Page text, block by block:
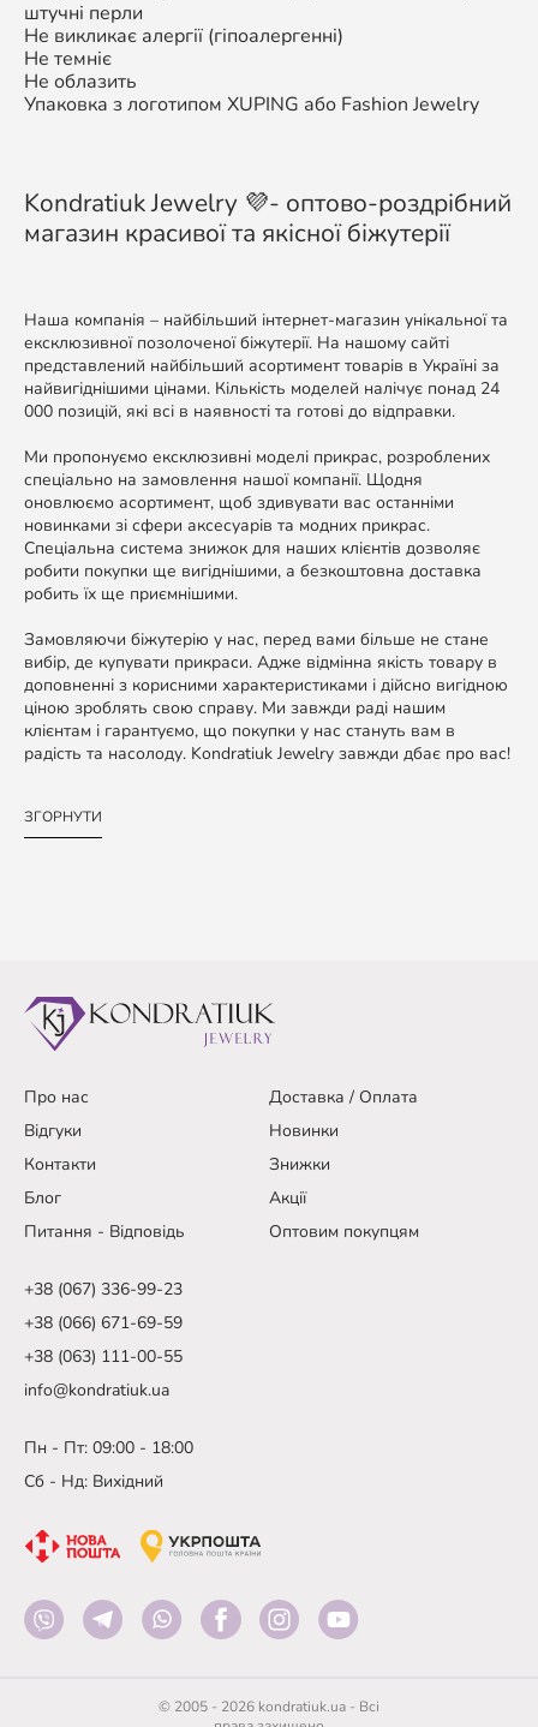
штучні перли
Не викликає алергії (гіпоалергенні)
Не темніє
Не облазить
Упаковка з логотипом XUPING або Fashion Jewelry
Kondratiuk Jewelry 💜- оптово-роздрібний
магазин красивої та якісної біжутерії
Наша компанія – найбільший інтернет-магазин унікальної та
ексклюзивної позолоченої біжутерії. На нашому сайті
представлений найбільший асортимент товарів в Україні за
найвигіднішими цінами. Кількість моделей налічує понад 24
000 позицій, які всі в наявності та готові до відправки.
Ми пропонуємо ексклюзивні моделі прикрас, розроблених
спеціально на замовлення нашої компанії. Щодня
оновлюємо асортимент, щоб здивувати вас останніми
новинками зі сфери аксесуарів та модних прикрас.
Спеціальна система знижок для наших клієнтів дозволяє
робити покупки ще вигіднішими, а безкоштовна доставка
робить їх ще приємнішими.
Замовляючи біжутерію у нас, перед вами більше не стане
вибір, де купувати прикраси. Адже відмінна якість товару в
доповненні з корисними характеристиками і дійсно вигідною
ціною зроблять свою справу. Ми завжди раді нашим
клієнтам і гарантуємо, що покупки у нас стануть вам в
радість та насолоду. Kondratiuk Jewelry завжди дбає про вас!
ЗГОРНУТИ
Про нас
Доставка / Оплата
Відгуки
Новинки
Контакти
Знижки
Блог
Акції
Питання - Відповідь
Оптовим покупцям
+38 (067) 336-99-23
+38 (066) 671-69-59
+38 (063) 111-00-55
info@kondratiuk.ua
Пн - Пт: 09:00 - 18:00
Сб - Нд: Вихідний
© 2005 - 2026 kondratiuk.ua - Всі